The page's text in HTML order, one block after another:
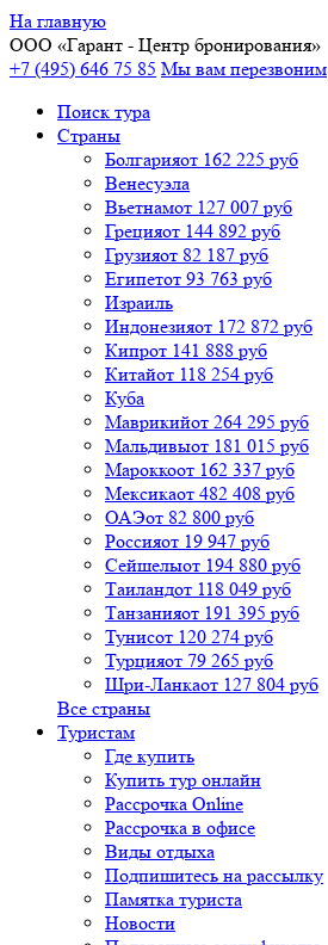
На главную
ООО «Гарант - Центр бронирования»
+7 (495) 646 75 85 Мы вам перезвоним
Поиск тура
Cтраны
Болгарияот 162 225 руб
Венесуэла
Вьетнамот 127 007 руб
Грецияот 144 892 руб
Грузияот 82 187 руб
Египетот 93 763 руб
Израиль
Индонезияот 172 872 руб
Кипрот 141 888 руб
Китайот 118 254 руб
Куба
Маврикийот 264 295 руб
Мальдивыот 181 015 руб
Мароккоот 162 337 руб
Мексикаот 482 408 руб
ОАЭот 82 800 руб
Россияот 19 947 руб
Сейшелыот 194 880 руб
Таиландот 118 049 руб
Танзанияот 191 395 руб
Тунисот 120 274 руб
Турцияот 79 265 руб
Шри-Ланкаот 127 804 руб
Все страны
Туристам
Где купить
Купить тур онлайн
Рассрочка Online
Рассрочка в офисе
Виды отдыха
Подпишитесь на рассылку
Памятка туриста
Новости